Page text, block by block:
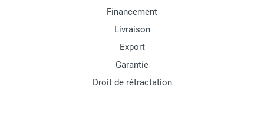
Financement
Livraison
Export
Garantie
Droit de rétractation